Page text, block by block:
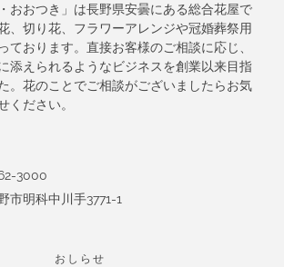
おおつき」は長野県安曇にある総合花屋で
、切り花、フラワーアレンジや冠婚葬祭用
ております。直接お客様のご相談に応じ、
添えられるようなビジネスを創業以来目指
。花のことでご相談がございましたらお気
ください。
3000
市明科中川手3771-1
おしらせ